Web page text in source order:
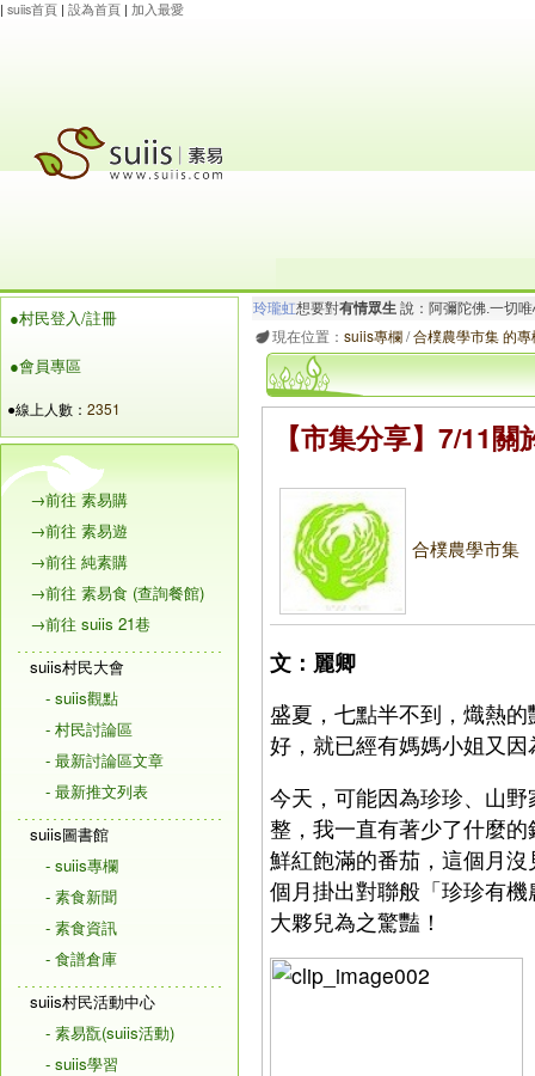
| suiis首頁 | 設為首頁 | 加入最愛
●村民登入/註冊
●會員專區
●線上人數： 2351
→前往 素易購
→前往 素易遊
→前往 純素購
→前往 素易食 (查詢餐館)
→前往 suiis 21巷
suiis村民大會
- suiis觀點
- 村民討論區
- 最新討論區文章
- 最新推文列表
suiis圖書館
- suiis專欄
- 素食新聞
- 素食資訊
- 食譜倉庫
suiis村民活動中心
- 素易翫(suiis活動)
- suiis學習
maysnow...想要對有情眾生說：阿彌陀佛.
玲瓏虹想要對有情眾生 說：阿彌陀佛.一切
現在位置： suiis專欄/合樸農學市集 的專
【市集分享】7/11
合樸農學市集
文：麗卿
盛夏，七點半不到，熾熱
好，就已經有媽媽小姐又
今天，可能因為珍珍、山
整，我一直有著少了什麼
鮮紅飽滿的番茄，這個月
個月掛出對聯般「珍珍有
大夥兒為之驚豔！